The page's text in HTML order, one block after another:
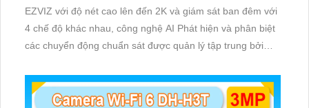
EZVIZ với độ nét cao lên đến 2K và giám sát ban đêm với
4 chế độ khác nhau, công nghệ AI Phát hiện và phân biệt
các chuyển động chuẩn sát được quản lý tập trung bởi